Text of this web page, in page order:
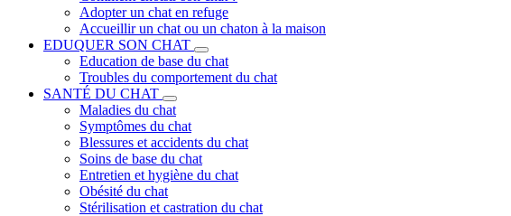
Adopter un chat en refuge
Accueillir un chat ou un chaton à la maison
EDUQUER SON CHAT
Education de base du chat
Troubles du comportement du chat
SANTÉ DU CHAT
Maladies du chat
Symptômes du chat
Blessures et accidents du chat
Soins de base du chat
Entretien et hygiène du chat
Obésité du chat
Stérilisation et castration du chat